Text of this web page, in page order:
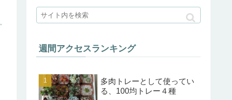
週間アクセスランキング
多肉トレーとして使ってい
る、100均トレー４種